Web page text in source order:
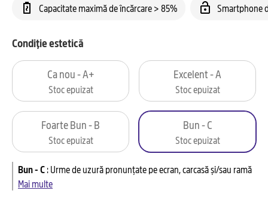
Capacitate maximă de încărcare > 85% Smartphone
Condiție estetică
Ca nou - A+
Stoc epuizat
Excelent - A
Stoc epuizat
Foarte Bun - B
Stoc epuizat
Bun - C
Stoc epuizat
Bun - C:Urme de uzură pronunțate pe ecran, carcasă și/sau ramă
Mai multe